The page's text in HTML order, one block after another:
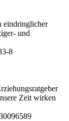
eindringlicher
und
8
Zeit wirken